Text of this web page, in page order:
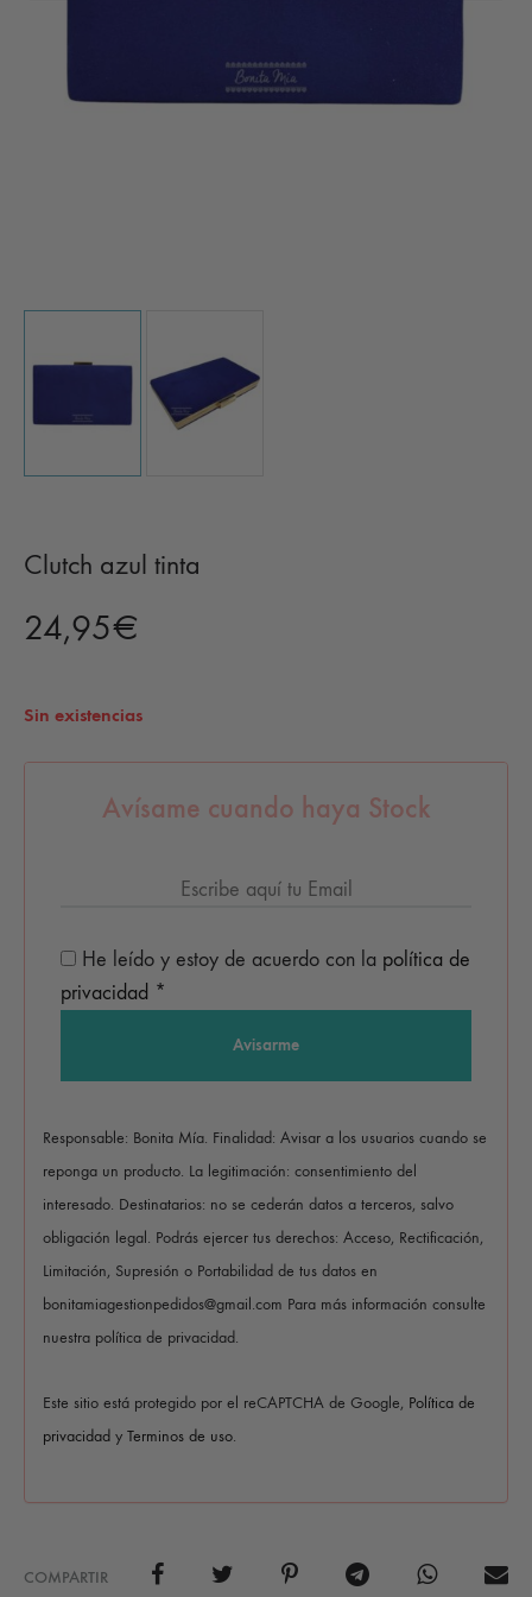
Clutch azul tinta
24,95€
Sin existencias
Avísame cuando haya Stock
He leído y estoy de acuerdo con la política de
privacidad *
Responsable: Bonita Mía. Finalidad: Avisar a los usuarios cuando se
reponga un producto. La legitimación: consentimiento del
interesado. Destinatarios: no se cederán datos a terceros, salvo
obligación legal. Podrás ejercer tus derechos: Acceso, Rectificación,
Limitación, Supresión o Portabilidad de tus datos en
bonitamiagestionpedidos@gmail.com Para más información consulte
nuestra política de privacidad.
Este sitio está protegido por el reCAPTCHA de Google, Política de
privacidad y Terminos de uso.
COMPARTIR